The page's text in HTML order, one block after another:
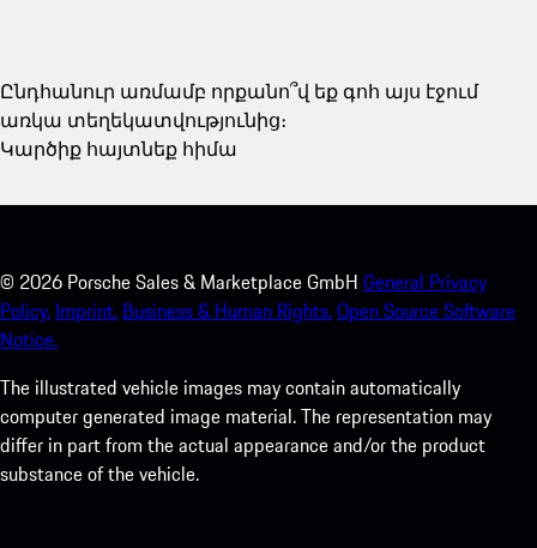
Ընդհանուր առմամբ որքանո՞վ եք գոհ այս էջում
առկա տեղեկատվությունից։
Կարծիք հայտնեք հիմա
© 2026 Porsche Sales & Marketplace GmbH General Privacy
Policy. Imprint. Business & Human Rights.Open Source Software
Notice.
The illustrated vehicle images may contain automatically
computer generated image material. The representation may
differ in part from the actual appearance and/or the product
substance of the vehicle.